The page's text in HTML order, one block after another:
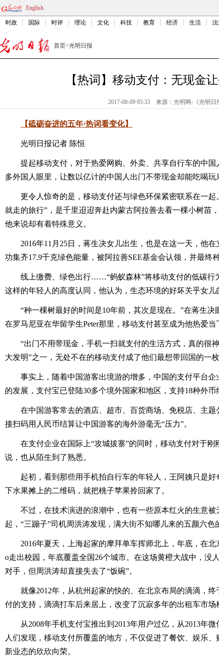
English
时政 国际 时评 理论 文化 科技 教育 经济 生活
首页>光明日报
【热词】移动支付：无现金
2017-08-09 05:33 来源： 光明网-《光明日
【砥砺奋进的五年·热词看变化】
光明日报记者 陈恒
提起移动支付，对于热爱网购、外卖、共享自行车的中国
多外国人眼里，让数以亿计的中国人出门不带现金却能吃喝
更令人惊奇的是，移动支付还与绿色环保紧密联系在一起
就走的旅行”，是千里迢迢奔赴内蒙古阿拉善去看一棵小树苗
他来说却有着特殊意义。
2016年11月25日，蒋生决女儿出生，也是在这一天，他在
功集齐17.9千克绿色能量，被阿拉善SEE基金会认领，并最终
线上缴费、绿色出行……“蚂蚁森林”将移动支付的低碳行
这样的年轻人的高度认同，他认为，生态环境的好坏关乎女儿
“种一棵树最好的时间是10年前，其次是现在。”在蒋生决
在罗马尼亚在华留学生Peter那里，移动支付甚至成为他热爱
“出门不用带现金，手机一扫就支付的生活方式，真的很神
大发明”之一，无处不在的移动支付成了他们最想带回国的一
事实上，随着中国游客出境游的增多，中国的支付平台企
的发展，支付宝已登陆30多个境外国家和地区，支持18种外币
在中国游客常去的酒店、超市、百货商场、免税店、主题
接扫码用人民币结算让中国游客的海外游毫无“压力”。
在支付企业在国际上“攻城拔寨”的同时，移动支付对于刚
说，也从陌生到了熟悉。
起初，看到那些用手机拍自行车的年轻人，王阿姨只是好
下水果摊上的二维码，就把桃子苹果拎回家了。
不过，在技术演进的浪潮中，也有一些原本红火的生意被
起，“三蹦子”司机周洪涛发现，满大街不知哪儿来的五颜六
2016年夏天，上海起家的摩拜单车挥师北上，年底，在北
o走出校园，年底覆盖全国26个城市。在这场黄橙大战中，没
对手，但周洪涛却直接失去了“饭碗”。
就像2012年，从杭州起家的快的、在北京布局的滴滴，终
付的支持，滴滴打车后来居上，改变了沉寂多年的出租车市场
从2008年手机支付宝推出到2013年用户过亿，从2013年微
人们发现，移动支付所覆盖的地方，不仅促进了餐饮、娱乐
新业态的欣欣向荣。